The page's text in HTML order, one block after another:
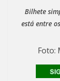
Bilhete
está entre
Foto: